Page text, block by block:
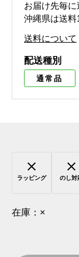
お届け先毎に
沖縄県は送料
送料について
配送種別
通常品
ラッピング のし対
在庫： ×